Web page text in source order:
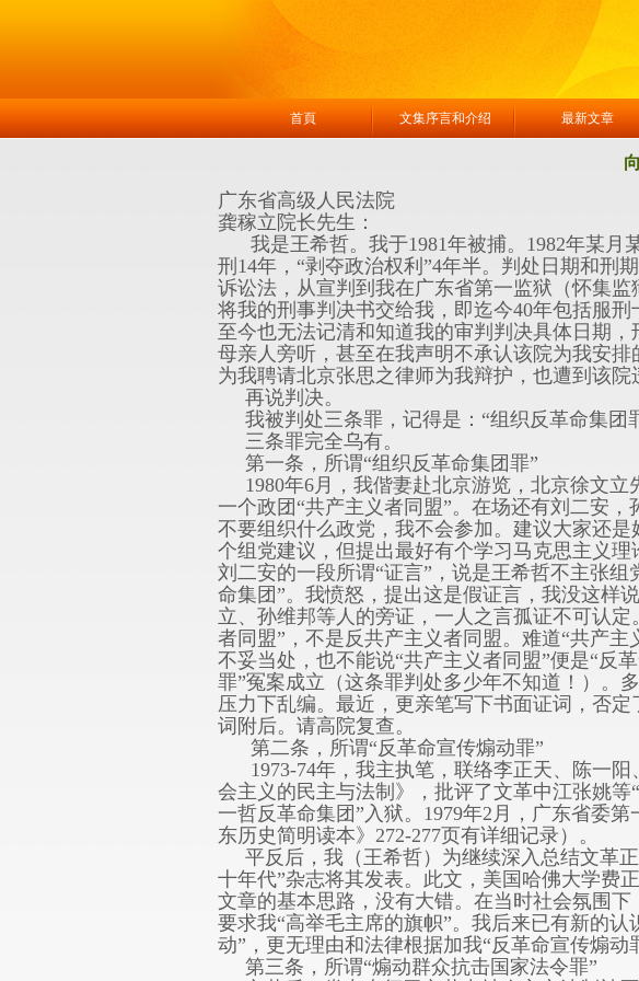
首頁 文集序言和介绍 最新文章
广东省高级人民法院
龚稼立院长先生：
我是王希哲。我于1981年被捕。1982年某月
刑14年，“剥夺政治权利”4年半。判处日期和刑
诉讼法，从宣判到我在广东省第一监狱（怀集
将我的刑事判决书交给我，即迄今40年包括服
至今也无法记清和知道我的审判判决具体日期
母亲人旁听，甚至在我声明不承认该院为我安
为我聘请北京张思之律师为我辩护，也遭到该院
再说判决。
我被判处三条罪，记得是：“组织反革命集团
三条罪完全乌有。
第一条，所谓“组织反革命集团罪”
1980年6月，我偕妻赴北京游览，北京徐文立
一个政团“共产主义者同盟”。在场还有刘二安
不要组织什么政党，我不会参加。建议大家还
个组党建议，但提出最好有个学习马克思主义
刘二安的一段所谓“证言”，说是王希哲不主张
命集团”。我愤怒，提出这是假证言，我没这样
立、孙维邦等人的旁证，一人之言孤证不可认
者同盟”，不是反共产主义者同盟。难道“共产
不妥当处，也不能说“共产主义者同盟”便是“反
罪”冤案成立（这条罪判处多少年不知道！）。
压力下乱编。最近，更亲笔写下书面证词，否
词附后。请高院复查。
第二条，所谓“反革命宣传煽动罪”
1973-74年，我主执笔，联络李正天、陈一阳
会主义的民主与法制》，批评了文革中江张姚
一哲反革命集团”入狱。1979年2月，广东省委
东历史简明读本》272-277页有详细记录）。
平反后，我（王希哲）为继续深入总结文革
十年代”杂志将其发表。此文，美国哈佛大学费
文章的基本思路，没有大错。在当时社会氛围
要求我“高举毛主席的旗帜”。我后来已有新的
动”，更无理由和法律根据加我“反革命宣传煽动
第三条，所谓“煽动群众抗击国家法令罪”